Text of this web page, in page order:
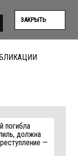
ЗАКРЫТЬ
погибла
должна
—